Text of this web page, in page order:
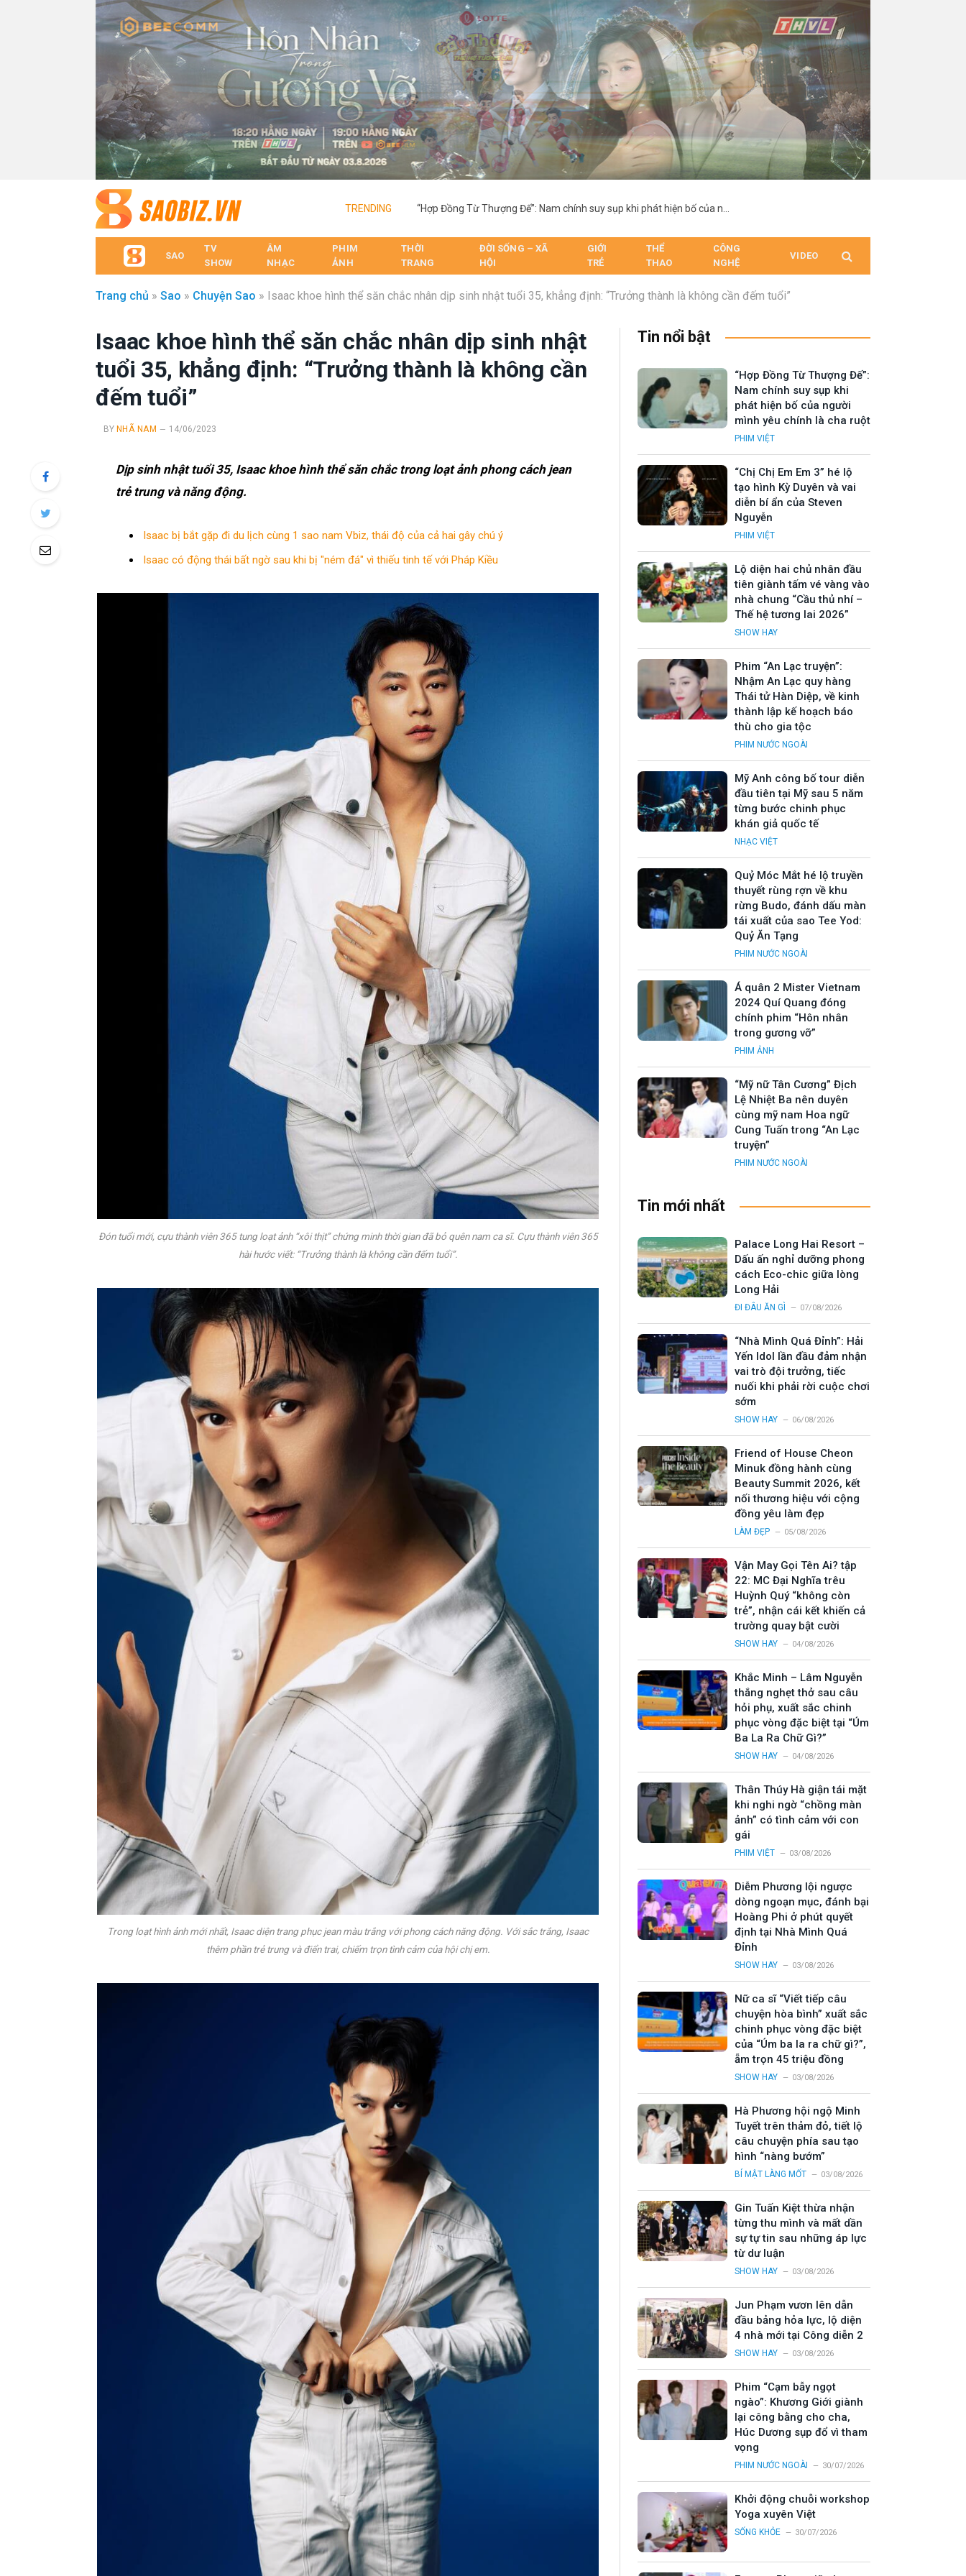
TRENDING
SAO
TV
SHOW
ÂM
NHẠC
PHIM
ẢNH
THỜI
TRANG
ĐỜI SỐNG – XÃ
HỘI
GIỚI
TRẺ
THỂ
THAO
CÔNG
NGHỆ
VIDEO
Trang chủ » Sao » Chuyện Sao » Isaac khoe hình thể săn chắc nhân dịp sinh nhật tuổi 35, khẳng định: “Trưởng thành là không cần đếm tuổi”
Isaac khoe hình thể săn chắc nhân dịp sinh nhật
tuổi 35, khẳng định: “Trưởng thành là không cần
đếm tuổi”
BY NHÃ NAM 14/06/2023
Dịp sinh nhật tuổi 35, Isaac khoe hình thể săn chắc trong loạt ảnh phong cách jean
trẻ trung và năng động.
Isaac bị bắt gặp đi du lịch cùng 1 sao nam Vbiz, thái độ của cả hai gây chú ý
Isaac có động thái bất ngờ sau khi bị "ném đá" vì thiếu tinh tế với Pháp Kiều
Đón tuổi mới, cựu thành viên 365 tung loạt ảnh “xôi thịt” chứng minh thời gian đã bỏ quên nam ca sĩ. Cựu thành viên 365
hài hước viết: “Trưởng thành là không cần đếm tuổi”.
Trong loạt hình ảnh mới nhất, Isaac diện trang phục jean màu trắng với phong cách năng động. Với sắc trắng, Isaac
thêm phần trẻ trung và điển trai, chiếm trọn tình cảm của hội chị em.
Tin nổi bật
“Hợp Đồng Từ Thượng Đế”:
Nam chính suy sụp khi
phát hiện bố của người
mình yêu chính là cha ruột
PHIM VIỆT
“Chị Chị Em Em 3” hé lộ
tạo hình Kỳ Duyên và vai
diễn bí ẩn của Steven
Nguyễn
PHIM VIỆT
Lộ diện hai chủ nhân đầu
tiên giành tấm vé vàng vào
nhà chung “Cầu thủ nhí –
Thế hệ tương lai 2026”
SHOW HAY
Phim “An Lạc truyện”:
Nhậm An Lạc quy hàng
Thái tử Hàn Diệp, về kinh
thành lập kế hoạch báo
thù cho gia tộc
PHIM NƯỚC NGOÀI
Mỹ Anh công bố tour diễn
đầu tiên tại Mỹ sau 5 năm
từng bước chinh phục
khán giả quốc tế
NHẠC VIỆT
Quỷ Móc Mắt hé lộ truyền
thuyết rùng rợn về khu
rừng Budo, đánh dấu màn
tái xuất của sao Tee Yod:
Quỷ Ăn Tạng
PHIM NƯỚC NGOÀI
Á quân 2 Mister Vietnam
2024 Quí Quang đóng
chính phim “Hôn nhân
trong gương vỡ”
PHIM ẢNH
“Mỹ nữ Tân Cương” Địch
Lệ Nhiệt Ba nên duyên
cùng mỹ nam Hoa ngữ
Cung Tuấn trong “An Lạc
truyện”
PHIM NƯỚC NGOÀI
Tin mới nhất
Palace Long Hai Resort –
Dấu ấn nghỉ dưỡng phong
cách Eco-chic giữa lòng
Long Hải
ĐI ĐÂU ĂN GÌ 07/08/2026
“Nhà Mình Quá Đỉnh”: Hải
Yến Idol lần đầu đảm nhận
vai trò đội trưởng, tiếc
nuối khi phải rời cuộc chơi
sớm
SHOW HAY 06/08/2026
Friend of House Cheon
Minuk đồng hành cùng
Beauty Summit 2026, kết
nối thương hiệu với cộng
đồng yêu làm đẹp
LÀM ĐẸP 05/08/2026
Vận May Gọi Tên Ai? tập
22: MC Đại Nghĩa trêu
Huỳnh Quý “không còn
trẻ”, nhận cái kết khiến cả
trường quay bật cười
SHOW HAY 04/08/2026
Khắc Minh – Lâm Nguyễn
thắng nghẹt thở sau câu
hỏi phụ, xuất sắc chinh
phục vòng đặc biệt tại “Úm
Ba La Ra Chữ Gì?”
SHOW HAY 04/08/2026
Thân Thúy Hà giận tái mặt
khi nghi ngờ “chồng màn
ảnh” có tình cảm với con
gái
PHIM VIỆT 03/08/2026
Diễm Phương lội ngược
dòng ngoạn mục, đánh bại
Hoàng Phi ở phút quyết
định tại Nhà Mình Quá
Đỉnh
SHOW HAY 03/08/2026
Nữ ca sĩ “Viết tiếp câu
chuyện hòa bình” xuất sắc
chinh phục vòng đặc biệt
của “Úm ba la ra chữ gì?”,
ẵm trọn 45 triệu đồng
SHOW HAY 03/08/2026
Hà Phương hội ngộ Minh
Tuyết trên thảm đỏ, tiết lộ
câu chuyện phía sau tạo
hình “nàng bướm”
BÍ MẬT LÀNG MỐT 03/08/2026
Gin Tuấn Kiệt thừa nhận
từng thu mình và mất dần
sự tự tin sau những áp lực
từ dư luận
SHOW HAY 03/08/2026
Jun Phạm vươn lên dẫn
đầu bảng hỏa lực, lộ diện
4 nhà mới tại Công diễn 2
SHOW HAY 03/08/2026
Phim “Cạm bẫy ngọt
ngào”: Khương Giới giành
lại công bằng cho cha,
Húc Dương sụp đổ vì tham
vọng
PHIM NƯỚC NGOÀI 30/07/2026
Khởi động chuỗi workshop
Yoga xuyên Việt
SỐNG KHỎE 30/07/2026